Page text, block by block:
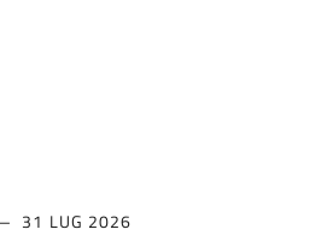
31 LUG 2026